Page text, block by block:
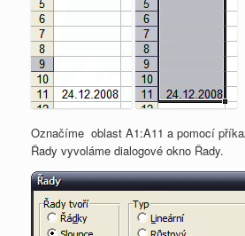
Označíme oblast A1:A11 a pomocí
Řady vyvoláme dialogové okno Řady.